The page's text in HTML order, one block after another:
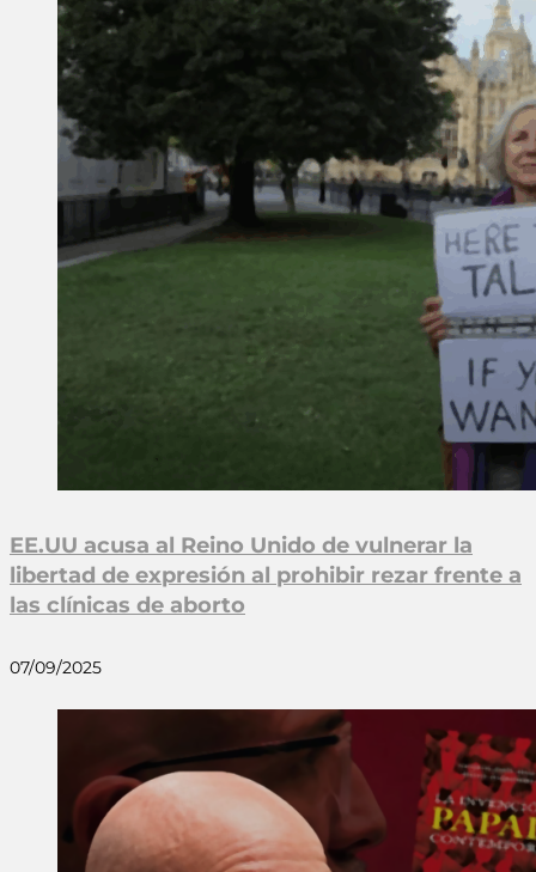
EE.UU acusa al Reino Unido de vulnerar la
libertad de expresión al prohibir rezar frente a
las clínicas de aborto
07/09/2025